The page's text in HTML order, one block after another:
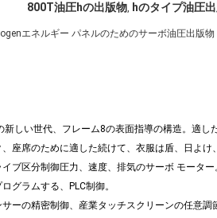
800T油圧hの出版物, hのタイプ油圧
エネルギー パネルのためのサーボ油圧出版物
しい世代、フレーム8の表面指導の構造。適し
座席のために適した続けて、衣服は盾、日よ
ブ区分制御圧力、速度、排気のサーボ モーター
グラムする、PLC制御。
ーの精密制御、産業タッチスクリーンの任意調